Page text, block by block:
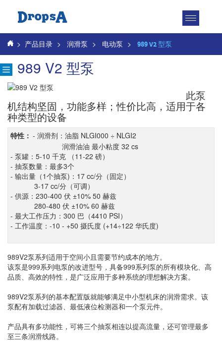
Toggle
> 产品目录 > 润滑泵 > 电动泵 > 989 V2 型泵
989 V2 型泵
此泵
机结构坚固，功能多样；性价比高，适用于各
种类型的设备
特性： - 润滑剂：油脂 NLGI000 ÷ NLGI2
润滑油油 最小粘度 32 cs
- 泵罐：5-10 千克 （11-22 磅）
- 抽泵数量：最多3个
- 输出量（1个抽泵)：17 cc/分（固定）
3-17 cc/分（可调）
- 供源：230-400 伏 ±10% 50 赫兹
280-480 伏 ±10% 60 赫兹
- 最大工作压力：300 巴（4410 PSI）
- 工作温度：-10 - +50 摄氏度 (+14÷122 华氏度)
989V2泵系列适用于空间小且需要节约成本的地方。
该泵是999系列电泵的改进型号，具备999系列泵的所有模块化、高
品质、高效的特性，是广泛应用于多种系统的理想解决方案。
989V2泵系列的基本配置版就能够满足中小型机床的润滑需求。该
泵配有加载过滤器、最低液位检测器和一个泵元件。
产品具有多功能性，可将三个抽泵相连以提高流量，还可管理最多
至三条润滑线路。